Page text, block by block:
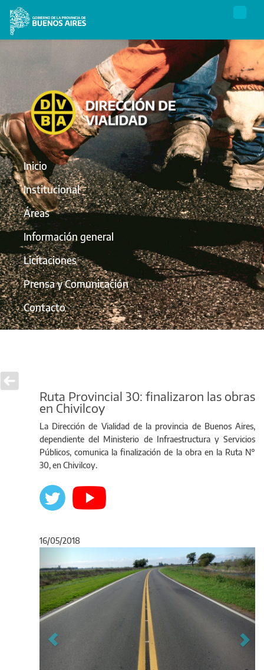
Inicio
Institucional
Áreas
Información general
Licitaciones
Prensa y Comunicación
Contacto
Ruta Provincial 30: finalizaron las obras
en Chivilcoy
La Dirección de Vialidad de la provincia de Buenos Aires,
dependiente del Ministerio de Infraestructura y Servicios
Públicos, comunica la finalización de la obra en la Ruta N°
30, en Chivilcoy.
16/05/2018